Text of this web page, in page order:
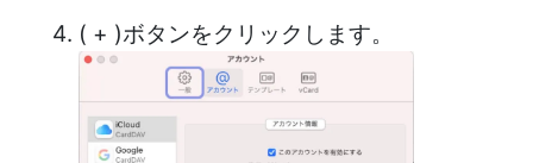
( + )ボタンをクリックします。